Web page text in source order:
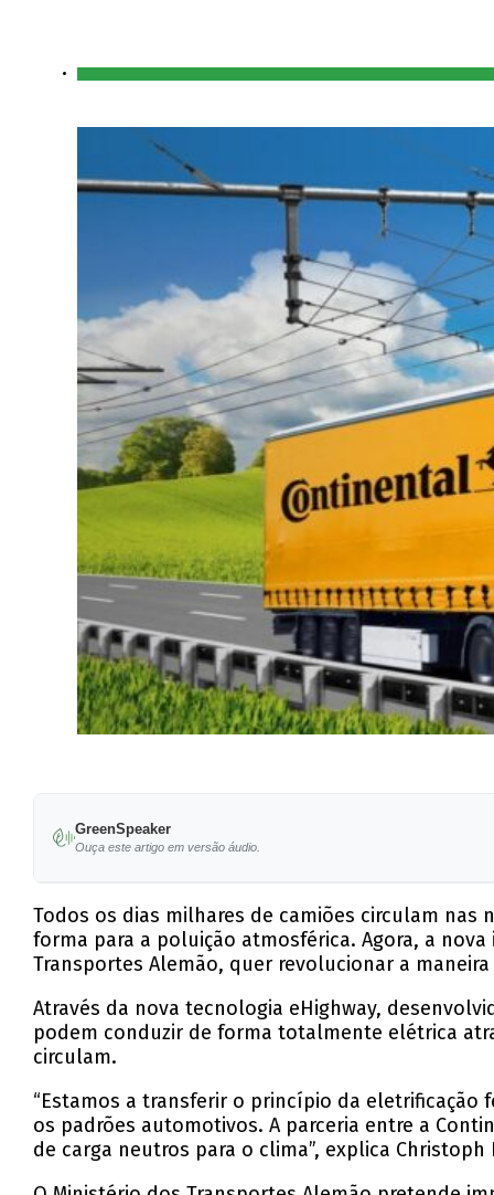
GreenSpeaker
Ouça este artigo em versão áudio.
Todos os dias milhares de camiões circulam
forma para a poluição atmosférica. Agora, a
Transportes Alemão, quer revolucionar a
Através da nova tecnologia eHighway,
podem conduzir de forma totalmente elétrica
circulam.
“Estamos a transferir o princípio da eletrificação
os padrões automotivos. A parceria entre a
de carga neutros para o clima”, explica Christoph